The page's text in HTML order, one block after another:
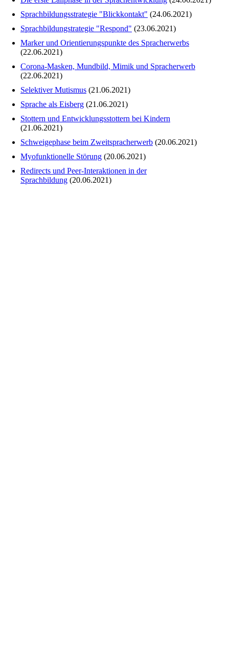
Sprachbildungsstrategie "Blickkontakt" (24.06.2021)
Sprachbildungstrategie "Respond" (23.06.2021)
Marker und Orientierungspunkte des Spracherwerbs
(22.06.2021)
Corona-Masken, Mundbild, Mimik und Spracherwerb
(22.06.2021)
Selektiver Mutismus (21.06.2021)
Sprache als Eisberg (21.06.2021)
Stottern und Entwicklungsstottern bei Kindern
(21.06.2021)
Schweigephase beim Zweitspracherwerb (20.06.2021)
Myofunktionelle Störung (20.06.2021)
Redirects und Peer-Interaktionen in der
Sprachbildung (20.06.2021)